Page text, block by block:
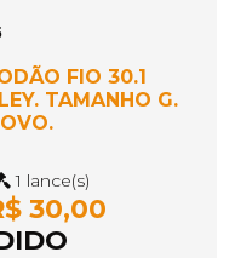
FIO 30.1
TAMANHO G.
1 lance(s)
30,00